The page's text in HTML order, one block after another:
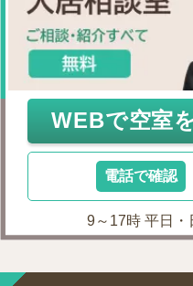
WEBで空室
電話で確認
9～17時 平日・